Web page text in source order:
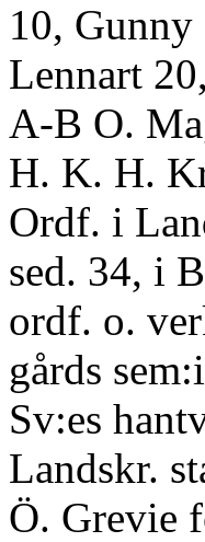
10, Gunny
Lennart
A-B O.
H. K. H.
Ordf. i
sed. 34, i
ordf. o.
gårds
Sv:es
Landskr.
Ö. Grevie